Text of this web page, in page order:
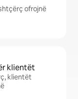
ofrojnë
klientët
klientët